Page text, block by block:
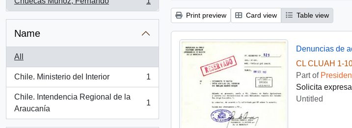
, 1 results
Name
All
Chile. Ministerio del Interior
, 1 results
1
Chile. Intendencia Regional de la
Araucanía
, 1 results
1
Print preview Card view Table view
Denuncias de
CL CLUAH 1-
Part of
Solicita
Untitled